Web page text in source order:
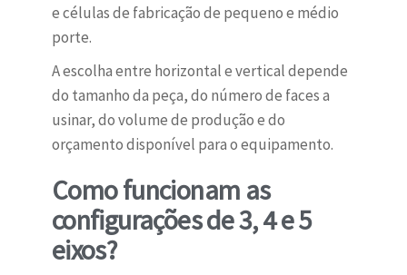
e células de fabricação de pequeno e médio
porte.
A escolha entre horizontal e vertical depende
do tamanho da peça, do número de faces a
usinar, do volume de produção e do
orçamento disponível para o equipamento.
Como funcionam as
configurações de 3, 4 e 5
eixos?